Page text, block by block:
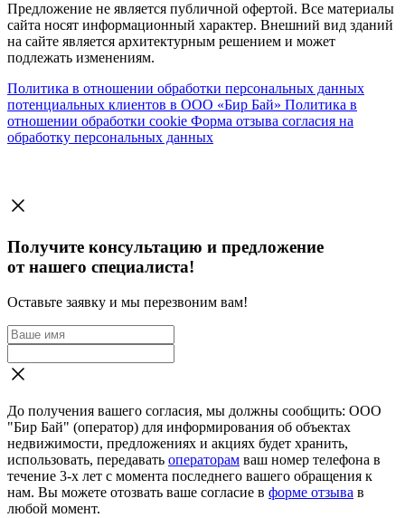
Предложение не является публичной офертой. Все материалы
сайта носят информационный характер. Внешний вид зданий
на сайте является архитектурным решением и может
подлежать изменениям.
Политика в отношении обработки персональных данных
потенциальных клиентов в ООО «Бир Бай» Политика в
отношении обработки cookie Форма отзыва согласия на
обработку персональных данных
Получите консультацию и предложение
от нашего специалиста!
Оставьте заявку и мы перезвоним вам!
До получения вашего согласия, мы должны сообщить: ООО
"Бир Бай" (оператор) для информирования об объектах
недвижимости, предложениях и акциях будет хранить,
использовать, передавать операторам ваш номер телефона в
течение 3-х лет с момента последнего вашего обращения к
нам. Вы можете отозвать ваше согласие в форме отзыва в
любой момент.